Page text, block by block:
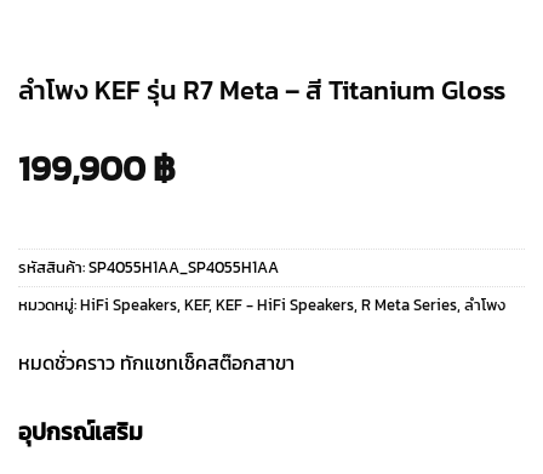
ลำโพง KEF รุ่น R7 Meta – สี Titanium Gloss
199,900฿
รหัสสินค้า:SP4055H1AA_SP4055H1AA
หมวดหมู่:HiFi Speakers, KEF, KEF - HiFi Speakers, R Meta Series, ลำโพง
หมดชั่วคราว ทักแชทเช็คสต๊อกสาขา
อุปกรณ์เสริม